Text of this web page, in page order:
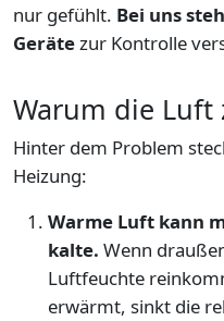
nur gefühlt. Bei uns
Gerätezur Kontrolle
Warum die Luft
Hinter dem Problem
Heizung:
Warme Luft kann
kalte. Wenn
Luftfeuchte
erwärmt, sinkt die